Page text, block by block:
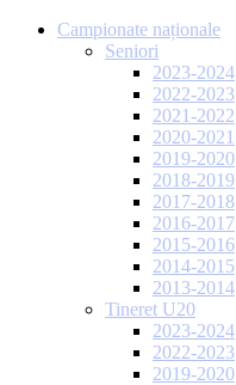
Campionate naționale
Seniori
2023-2024
2022-2023
2021-2022
2020-2021
2019-2020
2018-2019
2017-2018
2016-2017
2015-2016
2014-2015
2013-2014
Tineret U20
2023-2024
2022-2023
2019-2020